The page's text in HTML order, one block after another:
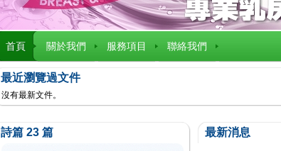
首頁 關於我們 服務項目 聯絡我們
最近瀏覽過文件
沒有最新文件。
詩篇 23 篇 最新消息